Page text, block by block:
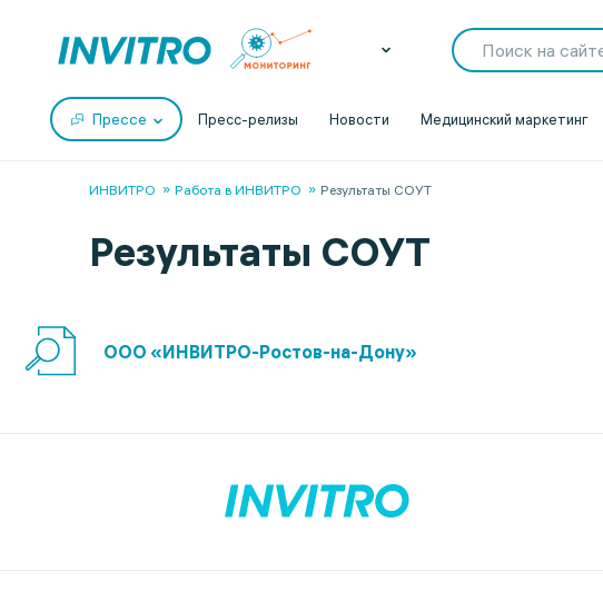
Прессе Пресс-релизы Новости Медицинский маркетинг
ИНВИТРО Работа в ИНВИТРО Результаты СОУТ
Результаты СОУТ
ООО «ИНВИТРО-Ростов-на-Дону»